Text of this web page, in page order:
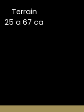
Terrain
25 a 67 ca